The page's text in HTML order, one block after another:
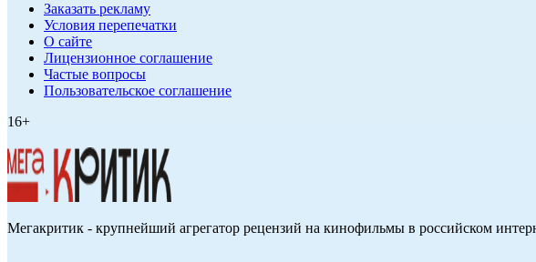
Заказать рекламу
Условия перепечатки
О сайте
Лицензионное соглашение
Частые вопросы
Пользовательское соглашение
16+
Мегакритик - крупнейший агрегатор рецензий на кинофильмы в российском